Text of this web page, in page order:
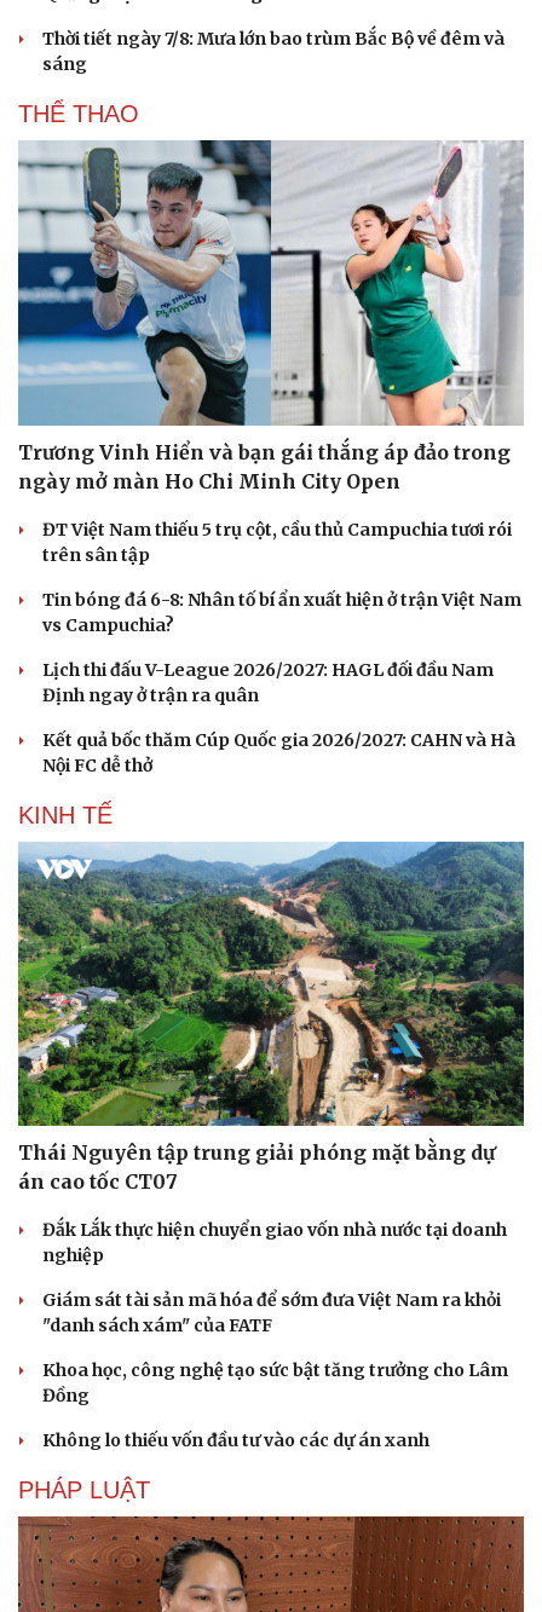
Du lịch
Tư vấn
Săn Tour
check-in
Podcast
Câu chuyện thời sự
Đọc truyện đêm khuya
Cửa sổ tình yêu
Kể chuyện cho bé
Hạt giống tâm hồn
Thời tiết ngày 7/8: Mưa lớn bao trùm Bắc Bộ về đêm và
sáng
THỂ THAO
Trương Vinh Hiển và bạn gái thắng áp đảo trong
ngày mở màn Ho Chi Minh City Open
ĐT Việt Nam thiếu 5 trụ cột, cầu thủ Campuchia tươi rói
trên sân tập
Tin bóng đá 6-8: Nhân tố bí ẩn xuất hiện ở trận Việt Nam
vs Campuchia?
Lịch thi đấu V-League 2026/2027: HAGL đối đầu Nam
Định ngay ở trận ra quân
Kết quả bốc thăm Cúp Quốc gia 2026/2027: CAHN và Hà
Nội FC dễ thở
KINH TẾ
Thái Nguyên tập trung giải phóng mặt bằng dự
án cao tốc CT07
Đắk Lắk thực hiện chuyển giao vốn nhà nước tại doanh
nghiệp
Giám sát tài sản mã hóa để sớm đưa Việt Nam ra khỏi
"danh sách xám" của FATF
Khoa học, công nghệ tạo sức bật tăng trưởng cho Lâm
Đồng
Không lo thiếu vốn đầu tư vào các dự án xanh
PHÁP LUẬT